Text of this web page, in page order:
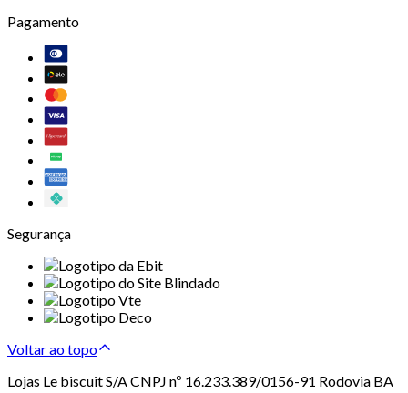
Pagamento
Segurança
Voltar ao topo
Lojas Le biscuit S/A CNPJ nº 16.233.389/0156-91 Rodovia BA